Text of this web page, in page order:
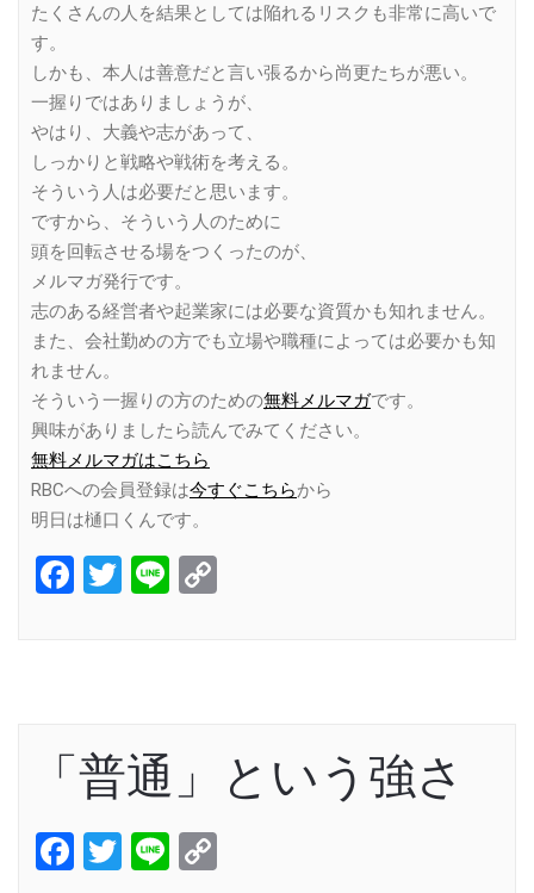
たくさんの人を結果としては陥れるリスクも非常に高いで
す。
しかも、本人は善意だと言い張るから尚更たちが悪い。
一握りではありましょうが、
やはり、大義や志があって、
しっかりと戦略や戦術を考える。
そういう人は必要だと思います。
ですから、そういう人のために
頭を回転させる場をつくったのが、
メルマガ発行です。
志のある経営者や起業家には必要な資質かも知れません。
また、会社勤めの方でも立場や職種によっては必要かも知
れません。
そういう一握りの方のための無料メルマガです。
興味がありましたら読んでみてください。
無料メルマガはこちら
RBCへの会員登録は今すぐこちらから
明日は樋口くんです。
Facebook
Twitter
Line
「普通」という強さ
Facebook
Twitter
Line